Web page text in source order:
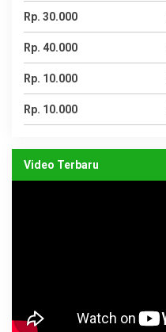
Rp. 30.000
Rp. 40.000
Rp. 10.000
Rp. 10.000
Video Terbaru